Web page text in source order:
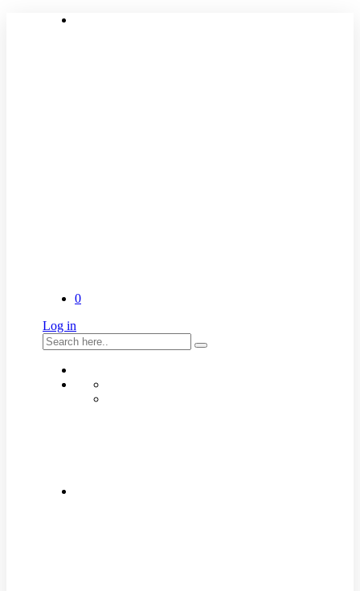
0
Log in